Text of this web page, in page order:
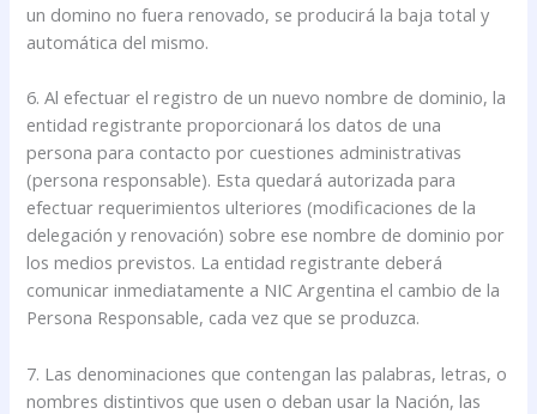
un domino no fuera renovado, se producirá la baja total y
automática del mismo.
6. Al efectuar el registro de un nuevo nombre de dominio, la
entidad registrante proporcionará los datos de una
persona para contacto por cuestiones administrativas
(persona responsable). Esta quedará autorizada para
efectuar requerimientos ulteriores (modificaciones de la
delegación y renovación) sobre ese nombre de dominio por
los medios previstos. La entidad registrante deberá
comunicar inmediatamente a NIC Argentina el cambio de la
Persona Responsable, cada vez que se produzca.
7. Las denominaciones que contengan las palabras, letras, o
nombres distintivos que usen o deban usar la Nación, las